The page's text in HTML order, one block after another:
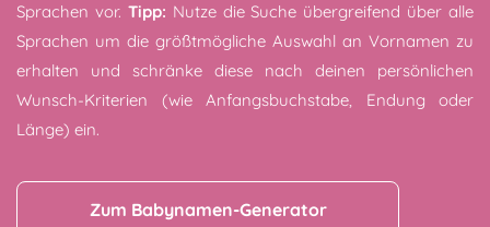
Sprachen vor. Tipp: Nutze die Suche übergreifend über alle
Sprachen um die größtmögliche Auswahl an Vornamen zu
erhalten und schränke diese nach deinen persönlichen
Wunsch-Kriterien (wie Anfangsbuchstabe, Endung oder
Länge) ein.
Zum Babynamen-Generator